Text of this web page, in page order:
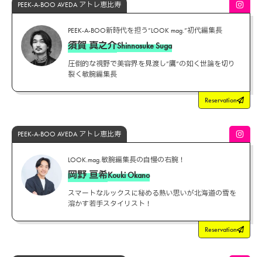
PEEK-A-BOO AVEDA アトレ恵比寿
PEEK-A-BOO新時代を担う”LOOK mag.”初代編集長
須賀 真之介Shinnosuke Suga
圧倒的な視野で美容界を見渡し”鷹”の如く世論を切り
裂く敏腕編集長
Reservation
PEEK-A-BOO AVEDA アトレ恵比寿
LOOK.mag.敏腕編集長の自慢の右腕！
岡野 亘希Kouki Okano
スマートなルックスに秘める熱い思いが北海道の雪を
溶かす若手スタイリスト！
Reservation